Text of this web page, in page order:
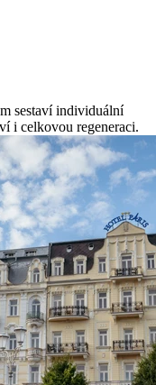
sestaví individuální
i celkovou regeneraci.